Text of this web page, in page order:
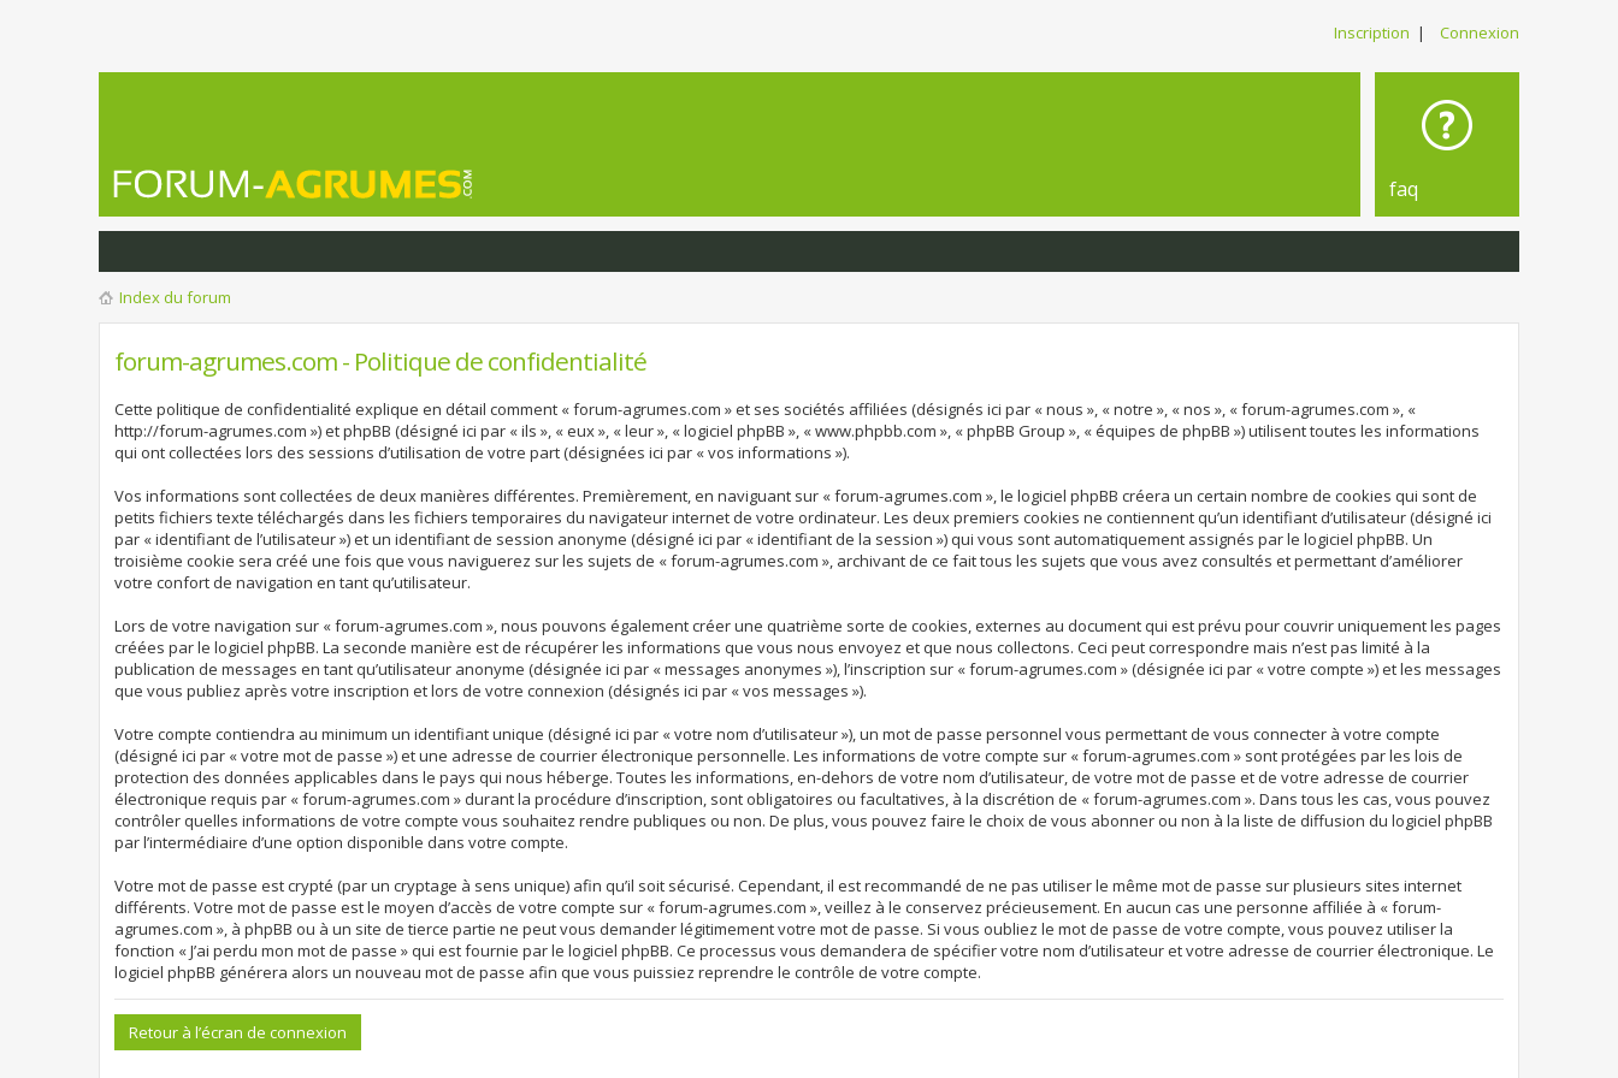
Inscription | Connexion
faq
Index du forum
forum-agrumes.com - Politique de confidentialité
Cette politique de confidentialité explique en détail comment « forum-agrumes.com » et ses sociétés affiliées (désignés ici par « nous », « notre », « nos », « forum-agrumes.com », «
http://forum-agrumes.com ») et phpBB (désigné ici par « ils », « eux », « leur », « logiciel phpBB », « www.phpbb.com », « phpBB Group », « équipes de phpBB ») utilisent toutes les informations
qui ont collectées lors des sessions d’utilisation de votre part (désignées ici par « vos informations »).
Vos informations sont collectées de deux manières différentes. Premièrement, en naviguant sur « forum-agrumes.com », le logiciel phpBB créera un certain nombre de cookies qui sont de
petits fichiers texte téléchargés dans les fichiers temporaires du navigateur internet de votre ordinateur. Les deux premiers cookies ne contiennent qu’un identifiant d’utilisateur (désigné ici
par « identifiant de l’utilisateur ») et un identifiant de session anonyme (désigné ici par « identifiant de la session ») qui vous sont automatiquement assignés par le logiciel phpBB. Un
troisième cookie sera créé une fois que vous naviguerez sur les sujets de « forum-agrumes.com », archivant de ce fait tous les sujets que vous avez consultés et permettant d’améliorer
votre confort de navigation en tant qu’utilisateur.
Lors de votre navigation sur « forum-agrumes.com », nous pouvons également créer une quatrième sorte de cookies, externes au document qui est prévu pour couvrir uniquement les pages
créées par le logiciel phpBB. La seconde manière est de récupérer les informations que vous nous envoyez et que nous collectons. Ceci peut correspondre mais n’est pas limité à la
publication de messages en tant qu’utilisateur anonyme (désignée ici par « messages anonymes »), l’inscription sur « forum-agrumes.com » (désignée ici par « votre compte ») et les messages
que vous publiez après votre inscription et lors de votre connexion (désignés ici par « vos messages »).
Votre compte contiendra au minimum un identifiant unique (désigné ici par « votre nom d’utilisateur »), un mot de passe personnel vous permettant de vous connecter à votre compte
(désigné ici par « votre mot de passe ») et une adresse de courrier électronique personnelle. Les informations de votre compte sur « forum-agrumes.com » sont protégées par les lois de
protection des données applicables dans le pays qui nous héberge. Toutes les informations, en-dehors de votre nom d’utilisateur, de votre mot de passe et de votre adresse de courrier
électronique requis par « forum-agrumes.com » durant la procédure d’inscription, sont obligatoires ou facultatives, à la discrétion de « forum-agrumes.com ». Dans tous les cas, vous pouvez
contrôler quelles informations de votre compte vous souhaitez rendre publiques ou non. De plus, vous pouvez faire le choix de vous abonner ou non à la liste de diffusion du logiciel phpBB
par l’intermédiaire d’une option disponible dans votre compte.
Votre mot de passe est crypté (par un cryptage à sens unique) afin qu’il soit sécurisé. Cependant, il est recommandé de ne pas utiliser le même mot de passe sur plusieurs sites internet
différents. Votre mot de passe est le moyen d’accès de votre compte sur « forum-agrumes.com », veillez à le conservez précieusement. En aucun cas une personne affiliée à « forum-
agrumes.com », à phpBB ou à un site de tierce partie ne peut vous demander légitimement votre mot de passe. Si vous oubliez le mot de passe de votre compte, vous pouvez utiliser la
fonction « J’ai perdu mon mot de passe » qui est fournie par le logiciel phpBB. Ce processus vous demandera de spécifier votre nom d’utilisateur et votre adresse de courrier électronique. Le
logiciel phpBB générera alors un nouveau mot de passe afin que vous puissiez reprendre le contrôle de votre compte.
Retour à l’écran de connexion